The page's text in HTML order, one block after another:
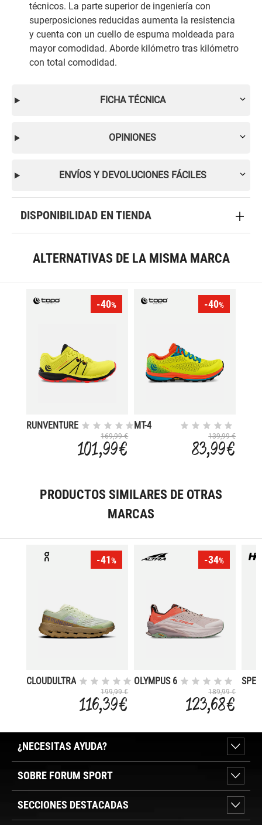
técnicos. La parte superior de ingeniería con
superposiciones reducidas aumenta la resistencia
y cuenta con un cuello de espuma moldeada para
mayor comodidad. Aborde kilómetro tras kilómetro
con total comodidad.
FICHA TÉCNICA
OPINIONES
ENVÍOS Y DEVOLUCIONES FÁCILES
DISPONIBILIDAD EN TIENDA
ALTERNATIVAS DE LA MISMA MARCA
-40%
RUNVENTURE
169,99 €
101,99 €
-40%
MT-4
139,99 €
83,99 €
PRODUCTOS SIMILARES DE OTRAS
MARCAS
-41%
CLOUDULTRA
199,99 €
116,39 €
-34%
OLYMPUS 6
189,99 €
123,68 €
¿NECESITAS AYUDA?
SOBRE FORUM SPORT
SECCIONES DESTACADAS